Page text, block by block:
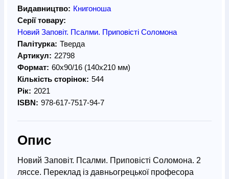
Видавництво: Книгоноша
Серії товару:
Новий Заповіт. Псалми. Приповісті Соломона
Палітурка: Тверда
Артикул: 22798
Формат: 60х90/16 (140х210 мм)
Кількість сторінок: 544
Рік: 2021
ISBN: 978-617-7517-94-7
Опис
Новий Заповіт. Псалми. Приповісті Соломона. 2
ляссе. Переклад із давньогрецької професора